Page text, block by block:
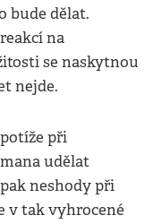
bude dělat.
na
se naskytnou
nejde.
při
udělat
neshody při
v tak vyhrocené